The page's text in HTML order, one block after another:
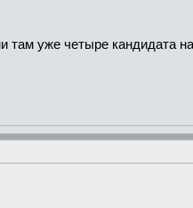
уже четыре кандидата